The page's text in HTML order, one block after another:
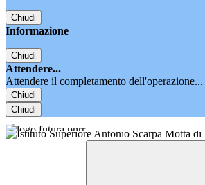
Chiudi
Informazione
Chiudi
Attendere...
Attendere il completamento dell'operazione...
Chiudi
Chiudi